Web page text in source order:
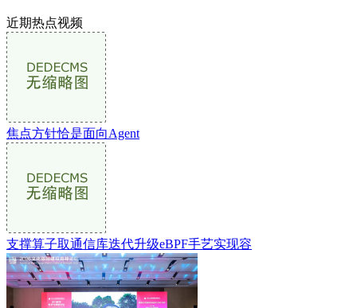
近期热点视频
焦点方针恰是面向Agent
支撑算子取通信库迭代升级eBPF手艺实现容